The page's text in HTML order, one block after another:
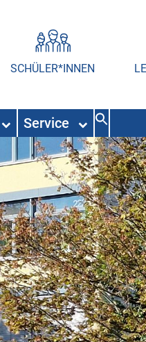
SCHÜLER*INNEN
Service